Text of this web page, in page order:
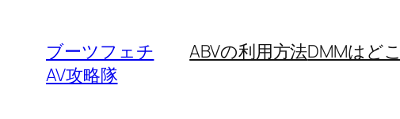
ブーツフェチ
AV攻略隊
ABVの利用方法DMMはど